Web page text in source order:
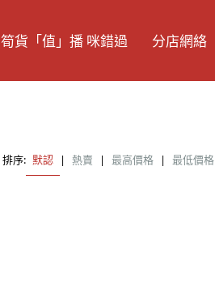
筍貨「值」播 咪錯過 分店網絡
排序: 默認 | 熱賣 | 最高價格 | 最低價格